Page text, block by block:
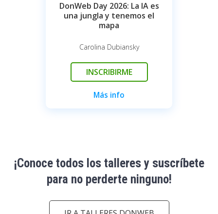
DonWeb Day 2026: La IA es
una jungla y tenemos el
mapa
Carolina Dubiansky
INSCRIBIRME
Más info
¡Conoce todos los talleres y suscríbete
para no perderte ninguno!